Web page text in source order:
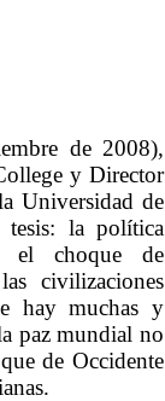
de 2008),
y Director
Universidad de
tesis: la política
el choque de
civilizaciones
hay muchas y
paz mundial no
de Occidente